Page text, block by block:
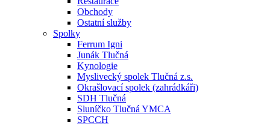
Obchody
Ostatní služby
Spolky
Ferrum Igni
Junák Tlučná
Kynologie
Myslivecký spolek Tlučná z.s.
Okrašlovací spolek (zahrádkáři)
SDH Tlučná
Sluníčko Tlučná YMCA
SPCCH